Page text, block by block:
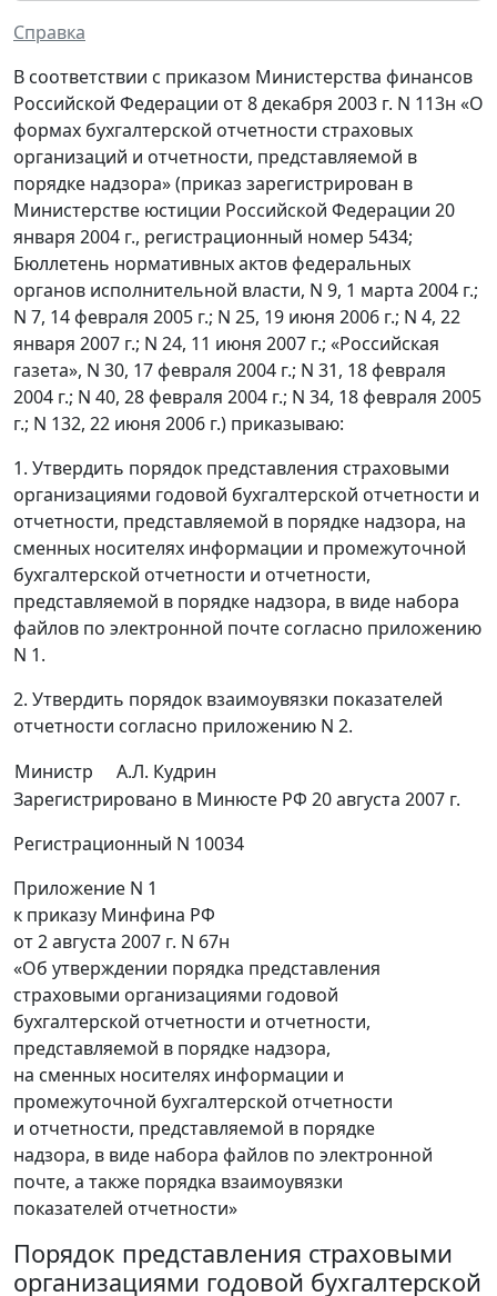
Справка
В соответствии с приказом Министерства финансов
Российской Федерации от 8 декабря 2003 г. N 113н «О
формах бухгалтерской отчетности страховых
организаций и отчетности, представляемой в
порядке надзора» (приказ зарегистрирован в
Министерстве юстиции Российской Федерации 20
января 2004 г., регистрационный номер 5434;
Бюллетень нормативных актов федеральных
органов исполнительной власти, N 9, 1 марта 2004 г.;
N 7, 14 февраля 2005 г.; N 25, 19 июня 2006 г.; N 4, 22
января 2007 г.; N 24, 11 июня 2007 г.; «Российская
газета», N 30, 17 февраля 2004 г.; N 31, 18 февраля
2004 г.; N 40, 28 февраля 2004 г.; N 34, 18 февраля 2005
г.; N 132, 22 июня 2006 г.) приказываю:
1. Утвердить порядок представления страховыми
организациями годовой бухгалтерской отчетности и
отчетности, представляемой в порядке надзора, на
сменных носителях информации и промежуточной
бухгалтерской отчетности и отчетности,
представляемой в порядке надзора, в виде набора
файлов по электронной почте согласно приложению
N 1.
2. Утвердить порядок взаимоувязки показателей
отчетности согласно приложению N 2.
Министр
А.Л. Кудрин
Зарегистрировано в Минюсте РФ 20 августа 2007 г.
Регистрационный N 10034
Приложение N 1
к приказу Минфина РФ
от 2 августа 2007 г. N 67н
«Об утверждении порядка представления
страховыми организациями годовой
бухгалтерской отчетности и отчетности,
представляемой в порядке надзора,
на сменных носителях информации и
промежуточной бухгалтерской отчетности
и отчетности, представляемой в порядке
надзора, в виде набора файлов по электронной
почте, а также порядка взаимоувязки
показателей отчетности»
Порядок представления страховыми
организациями годовой бухгалтерской